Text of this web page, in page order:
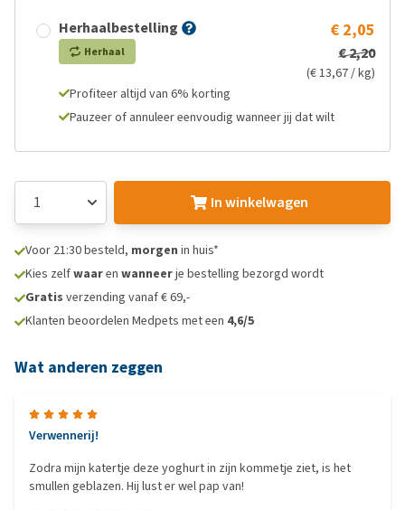
Herhaalbestelling
Herhaal
€ 2,05
€ 2,20
(€ 13,67 / kg)
Profiteer altijd van 6% korting
Pauzeer of annuleer eenvoudig wanneer jij dat wilt
In winkelwagen
Voor 21:30 besteld, morgen in huis*
Kies zelfwaaren wanneerje bestelling bezorgd wordt
Gratis verzending vanaf € 69,-
Klanten beoordelen Medpets met een 4,6/5
Wat anderen zeggen
Verwennerij!
Zodra mijn katertje deze yoghurt in zijn kommetje ziet, is het
smullen geblazen. Hij lust er wel pap van!